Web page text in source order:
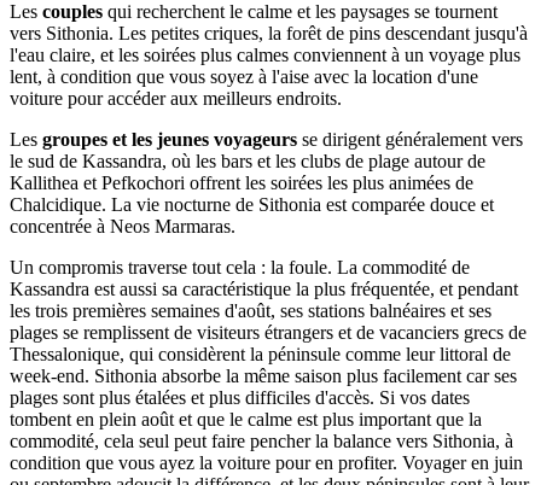
Les couples qui recherchent le calme et les paysages se tournent
vers Sithonia. Les petites criques, la forêt de pins descendant jusqu'à
l'eau claire, et les soirées plus calmes conviennent à un voyage plus
lent, à condition que vous soyez à l'aise avec la location d'une
voiture pour accéder aux meilleurs endroits.
Les groupes et les jeunes voyageurs se dirigent généralement vers
le sud de Kassandra, où les bars et les clubs de plage autour de
Kallithea et Pefkochori offrent les soirées les plus animées de
Chalcidique. La vie nocturne de Sithonia est comparée douce et
concentrée à Neos Marmaras.
Un compromis traverse tout cela : la foule. La commodité de
Kassandra est aussi sa caractéristique la plus fréquentée, et pendant
les trois premières semaines d'août, ses stations balnéaires et ses
plages se remplissent de visiteurs étrangers et de vacanciers grecs de
Thessalonique, qui considèrent la péninsule comme leur littoral de
week-end. Sithonia absorbe la même saison plus facilement car ses
plages sont plus étalées et plus difficiles d'accès. Si vos dates
tombent en plein août et que le calme est plus important que la
commodité, cela seul peut faire pencher la balance vers Sithonia, à
condition que vous ayez la voiture pour en profiter. Voyager en juin